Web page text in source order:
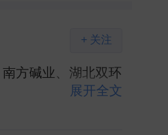
+ 关注
方碱业、湖北双环
展开全文